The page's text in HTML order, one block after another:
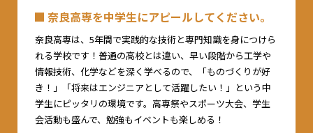
奈良高専を中学生にアピールしてください。
奈良高専は、5年間で実践的な技術と専門知識を身につけら
れる学校です！普通の高校とは違い、早い段階から工学や
情報技術、化学などを深く学べるので、「ものづくりが好
き！」「将来はエンジニアとして活躍したい！」という中
学生にピッタリの環境です。高専祭やスポーツ大会、学生
会活動も盛んで、勉強もイベントも楽しめる！